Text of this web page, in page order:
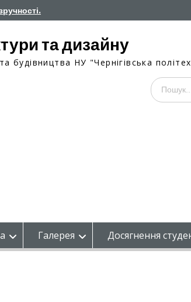
та дизайну
будівництва НУ "Чернігівська
Шукати:
Галерея Досягнення